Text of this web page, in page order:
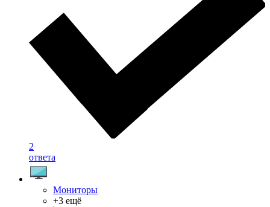
2
ответа
Мониторы
+3 ещё